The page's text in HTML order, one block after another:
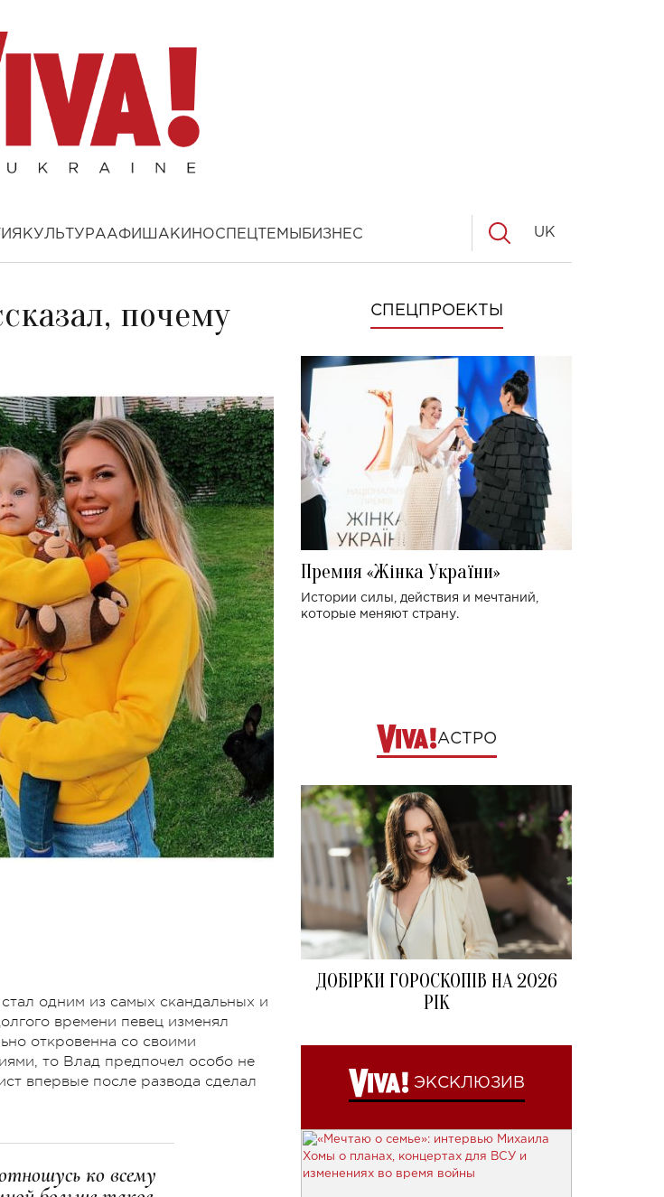
КУЛЬТУРААФИША КИНОСПЕЦТЕМЫ БИЗНЕС UK
почему
одним из самых скандальных и
времени певец изменял
откровенна со своими
то Влад предпочел особо не
впервые после развода сделал
ко всему
СПЕЦПРОЕКТЫ
Премия «Жінка України»
Истории силы, действия и мечтаний,
которые меняют страну.
АСТРО
ДОБІРКИ ГОРОСКОПІВ НА 2026
РІК
ЭКСКЛЮЗИВ